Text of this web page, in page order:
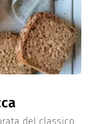
del classico